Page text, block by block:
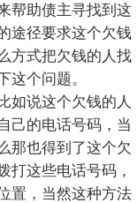
帮助债主寻找到这
途径要求这个欠钱
方式把欠钱的人找
这个问题。
如说这个欠钱的人
己的电话号码，当
那也得到了这个欠
打这些电话号码，
置，当然这种方法